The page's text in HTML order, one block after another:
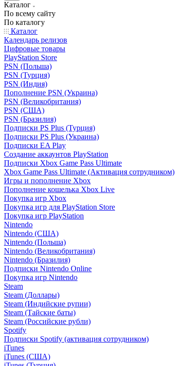
Каталог
По всему сайту
По каталогу
Каталог
Календарь релизов
Цифровые товары
PlayStation Store
PSN (Польша)
PSN (Турция)
PSN (Индия)
Пополнение PSN (Украина)
PSN (Великобритания)
PSN (США)
PSN (Бразилия)
Подписки PS Plus (Турция)
Подписки PS Plus (Украина)
Подписки EA Play
Создание аккаунтов PlayStation
Подписки Xbox Game Pass Ultimate
Xbox Game Pass Ultimate (Активация сотрудником)
Игры и пополнение Xbox
Пополнение кошелька Xbox Live
Покупка игр Xbox
Покупка игр для PlayStation Store
Покупка игр PlayStation
Nintendo
Nintendo (США)
Nintendo (Польша)
Nintendo (Великобритания)
Nintendo (Бразилия)
Подписки Nintendo Online
Покупка игр Nintendo
Steam
Steam (Доллары)
Steam (Индийские рупии)
Steam (Тайские баты)
Steam (Российские рубли)
Spotify
Подписки Spotify (активация сотрудником)
iTunes
iTunes (США)